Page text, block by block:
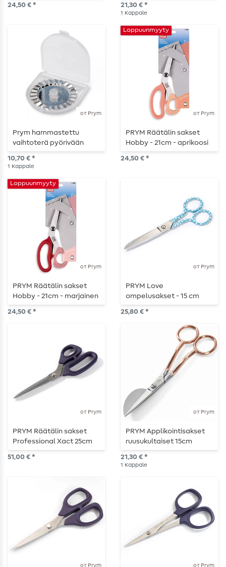
24,50 € * 21,30 € *
1 Kappale
от Prym
Prym hammastettu
vaihtoterä pyörivään
leikkuriin - 45 mm, 1 kpl
10,70 € *
1 Kappale
от Prym
Loppuunmyyty
PRYM Räätälin sakset
Hobby - 21cm - aprikoosi
24,50 € *
от Prym
Loppuunmyyty
PRYM Räätälin sakset
Hobby - 21cm - marjainen
24,50 € *
от Prym
PRYM Love
ompelusakset - 15 cm
25,80 € *
от Prym
PRYM Räätälin sakset
Professional Xact 25cm
51,00 € *
от Prym
PRYM Applikointisakset
ruusukultaiset 15cm
21,30 € *
1 Kappale
от Prym от Prym